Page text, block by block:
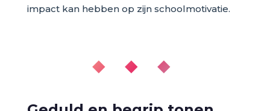
impact kan hebben op zijn schoolmotivatie.
◆ ◆ ◆